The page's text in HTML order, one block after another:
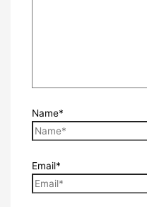
Name*
Email*